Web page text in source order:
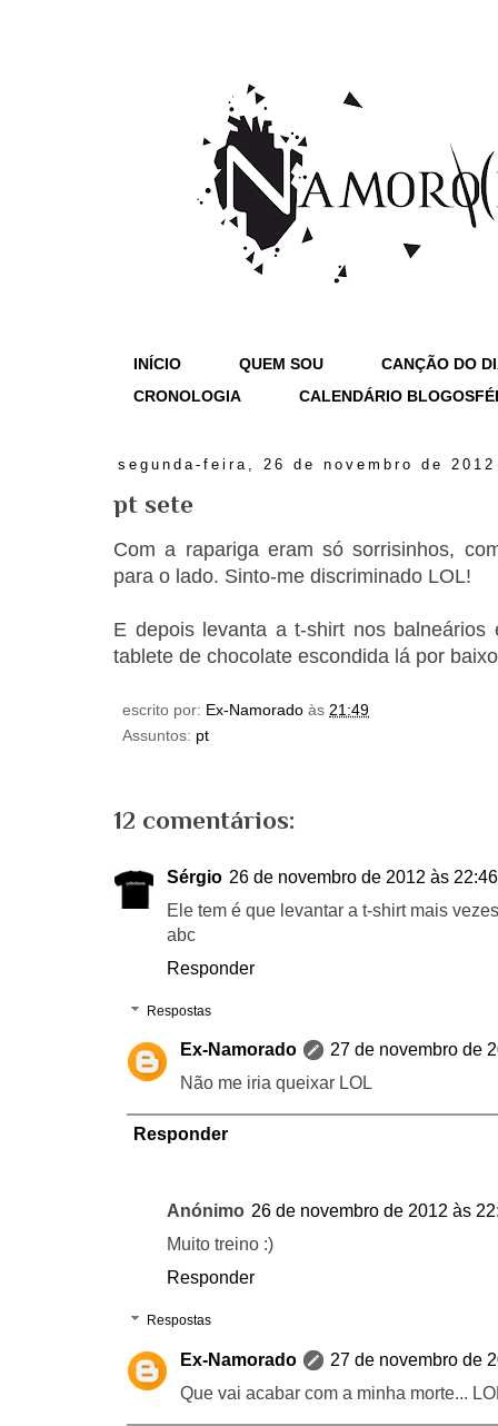
INÍCIO QUEM SOU
CANÇÃO DO
CRONOLOGIA
CALENDÁRIO
segunda-feira, 26 de novembro de 2012
pt sete
Com a rapariga eram só sorrisinhos,
para o lado. Sinto-me discriminado LOL!
E depois levanta a t-shirt nos
tablete de chocolate escondida lá por
escrito por: Ex-Namorado às 21:49
Assuntos: pt
12 comentários:
Sérgio 26 de novembro de 2012 às 22:46
Ele tem é que levantar a t-shirt mais
abc
Responder
Respostas
Ex-Namorado
27 de novembro de
Não me iria queixar LOL
Responder
Anónimo 26 de novembro de 2012 às
Muito treino :)
Responder
Respostas
Ex-Namorado
27 de novembro de
Que vai acabar com a minha morte...